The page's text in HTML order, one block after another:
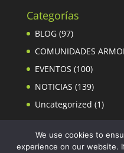
Categorías
BLOG(97)
COMUNIDADES
EVENTOS (100)
NOTICIAS (139)
Uncategorized (1)
We use cookies to
experience on our website.